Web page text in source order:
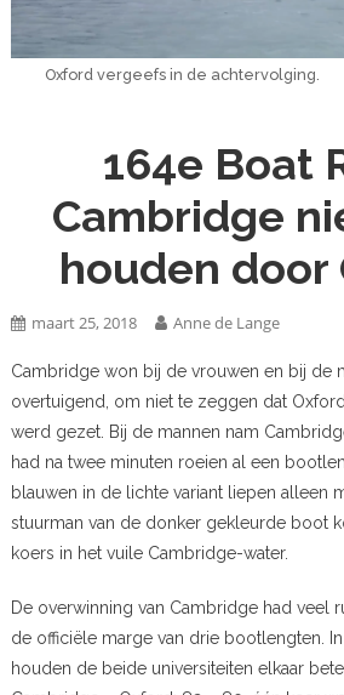
Oxford vergeefs in de achtervolging.
164e Boat
Cambridge
houden door
maart 25, 2018 Anne de Lange
Cambridge won bij de vrouwen en bij de
overtuigend, om niet te zeggen dat
werd gezet. Bij de mannen nam
had na twee minuten roeien al een
blauwen in de lichte variant liepen alleen
stuurman van de donker gekleurde boot
koers in het vuile Cambridge-water.
De overwinning van Cambridge had veel
de officiële marge van drie bootlengten.
houden de beide universiteiten elkaar